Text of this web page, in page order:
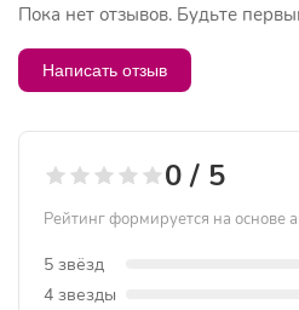
Пока нет отзывов. Будьте
Написать отзыв
0 / 5
Рейтинг формируется на основе
5 звёзд
4 звезды